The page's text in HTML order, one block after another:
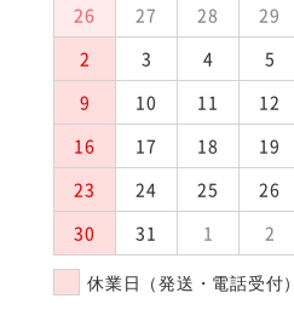
26 27 28 29
2
3 4 5
9
10 11 12
16
17 18 19
23
24 25 26
30
31 1 2
休業日（発送・電話受付）